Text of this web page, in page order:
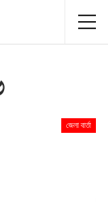
জেলা বার্তা